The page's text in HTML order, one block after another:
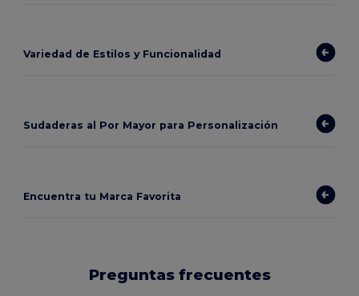
Variedad de Estilos y Funcionalidad
Sudaderas al Por Mayor para Personalización
Encuentra tu Marca Favorita
Preguntas frecuentes